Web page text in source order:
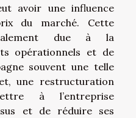
avoir une influence
du marché. Cette
due à la
opérationnels et de
souvent une telle
une restructuration
à l’entreprise
et de réduire ses